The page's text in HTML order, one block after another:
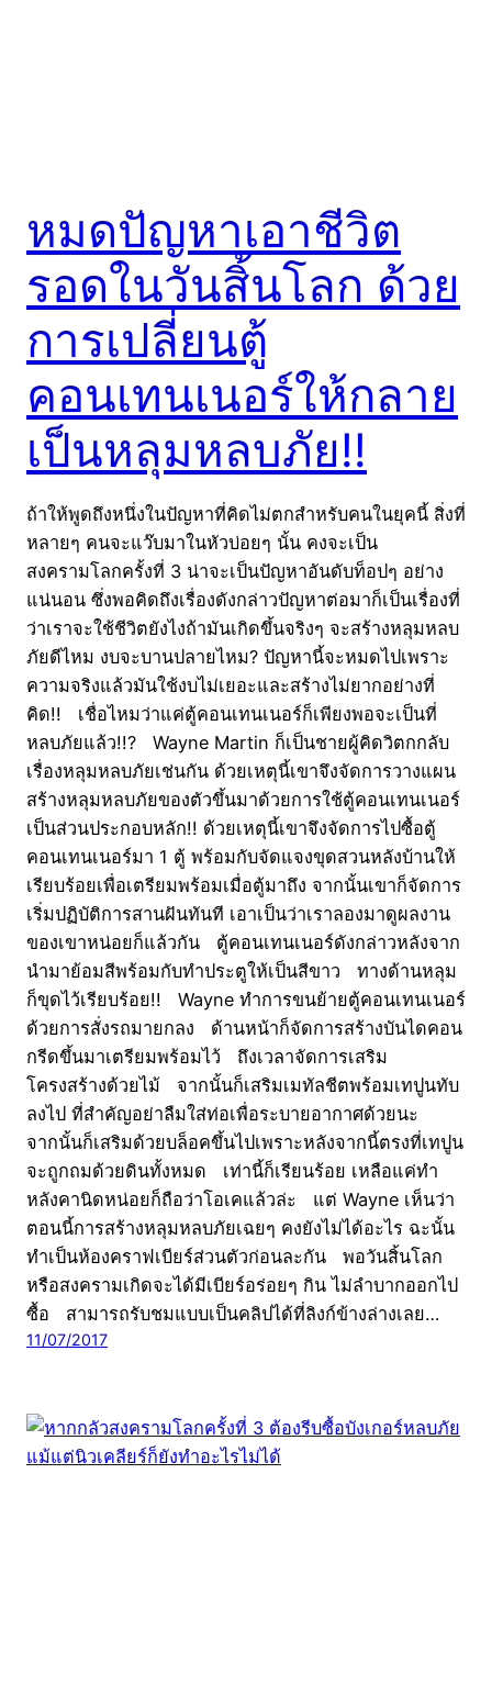
หมดปัญหาเอาชีวิต
รอดในวันสิ้นโลก ด้วย
การเปลี่ยนตู้
คอนเทนเนอร์ให้กลาย
เป็นหลุมหลบภัย!!
ถ้าให้พูดถึงหนึ่งในปัญหาที่คิดไม่ตกสำหรับคนในยุคนี้ สิ่งที่
หลายๆ คนจะแว๊บมาในหัวบ่อยๆ นั้น คงจะเป็น
สงครามโลกครั้งที่ 3 น่าจะเป็นปัญหาอันดับท็อปๆ อย่าง
แน่นอน ซึ่งพอคิดถึงเรื่องดังกล่าวปัญหาต่อมาก็เป็นเรื่องที่
ว่าเราจะใช้ชีวิตยังไงถ้ามันเกิดขึ้นจริงๆ จะสร้างหลุมหลบ
ภัยดีไหม งบจะบานปลายไหม? ปัญหานี้จะหมดไปเพราะ
ความจริงแล้วมันใช้งบไม่เยอะและสร้างไม่ยากอย่างที่
คิด!! เชื่อไหมว่าแค่ตู้คอนเทนเนอร์ก็เพียงพอจะเป็นที่
หลบภัยแล้ว!!? Wayne Martin ก็เป็นชายผู้คิดวิตกกลับ
เรื่องหลุมหลบภัยเช่นกัน ด้วยเหตุนี้เขาจึงจัดการวางแผน
สร้างหลุมหลบภัยของตัวขึ้นมาด้วยการใช้ตู้คอนเทนเนอร์
เป็นส่วนประกอบหลัก!! ด้วยเหตุนี้เขาจึงจัดการไปซื้อตู้
คอนเทนเนอร์มา 1 ตู้ พร้อมกับจัดแจงขุดสวนหลังบ้านให้
เรียบร้อยเพื่อเตรียมพร้อมเมื่อตู้มาถึง จากนั้นเขาก็จัดการ
เริ่มปฏิบัติการสานฝันทันที เอาเป็นว่าเราลองมาดูผลงาน
ของเขาหน่อยก็แล้วกัน ตู้คอนเทนเนอร์ดังกล่าวหลังจาก
นำมาย้อมสีพร้อมกับทำประตูให้เป็นสีขาว ทางด้านหลุม
ก็ขุดไว้เรียบร้อย!! Wayne ทำการขนย้ายตู้คอนเทนเนอร์
ด้วยการสั่งรถมายกลง ด้านหน้าก็จัดการสร้างบันไดคอน
กรีดขึ้นมาเตรียมพร้อมไว้ ถึงเวลาจัดการเสริม
โครงสร้างด้วยไม้ จากนั้นก็เสริมเมทัลชีตพร้อมเทปูนทับ
ลงไป ที่สำคัญอย่าลืมใส่ท่อเพื่อระบายอากาศด้วยนะ
จากนั้นก็เสริมด้วยบล็อคขึ้นไปเพราะหลังจากนี้ตรงที่เทปูน
จะถูกถมด้วยดินทั้งหมด เท่านี้ก็เรียนร้อย เหลือแค่ทำ
หลังคานิดหน่อยก็ถือว่าโอเคแล้วล่ะ แต่ Wayne เห็นว่า
ตอนนี้การสร้างหลุมหลบภัยเฉยๆ คงยังไม่ได้อะไร ฉะนั้น
ทำเป็นห้องคราฟเบียร์ส่วนตัวก่อนละกัน พอวันสิ้นโลก
หรือสงครามเกิดจะได้มีเบียร์อร่อยๆ กิน ไม่ลำบากออกไป
ซื้อ สามารถรับชมแบบเป็นคลิปได้ที่ลิงก์ข้างล่างเลย…
11/07/2017